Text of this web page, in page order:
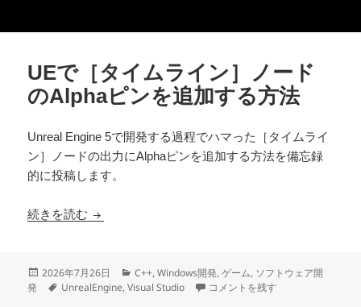
UEで［タイムライン］ノード
のAlphaピンを追加する方法
Unreal Engine 5で開発する過程でハマった［タイムライ
ン］ノードの出力にAlphaピンを追加する方法を備忘録
的に投稿します。
続きを読む UEで［タイムライン］ノードのAlphaピンを追加
投
稿
2026年7月26日
カ
テ
C++,Windows開発,ゲーム, ソフトウェア開
発
タ
UnrealEngine,Visual Studio UEで［タイムライン］ノードの
コメントを残す